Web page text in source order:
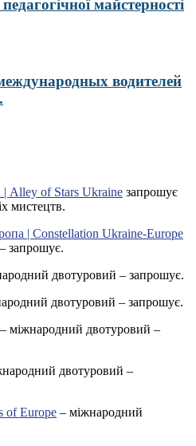
майстерності
водителей
| Alley of Stars Ukraine запрошує
мистецтв.
| Constellation Ukraine-Europe
запрошує.
двотуровий – запрошує.
двотуровий – запрошує.
– міжнародний двотуровий –
двотуровий –
of Europe – міжнародний